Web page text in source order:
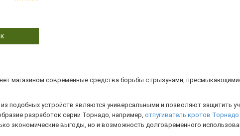
магазином современные средства борьбы с грызунами,
подобных устройств являются универсальными и позволяют защитить
разработок серии Торнадо, например, отпугиватель кротов Торнадо
экономические выгоды, но и возможность долговременного